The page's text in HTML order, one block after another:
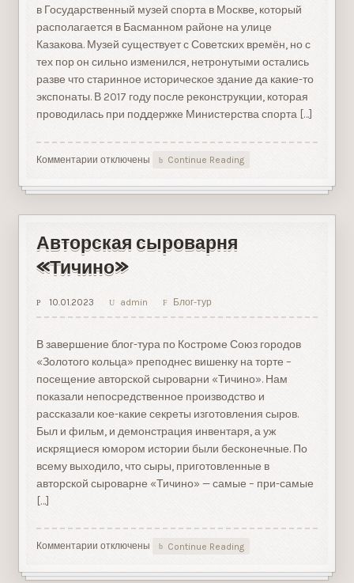
в Государственный музей спорта в Москве, который
располагается в Басманном районе на улице
Казакова. Музей существует с Советских времён, но с
тех пор он сильно изменился, нетронутыми остались
разве что старинное историческое здание да какие-то
экспонаты. В 2017 году после реконструкции, которая
проводилась при поддержке Министерства спорта […]
Комментарии к
Государственный
Москве
отключены Continue Reading
Авторская сыроварня
«Тичино»
10.01.2023 admin Блог-тур
В завершение блог-тура по Костроме Союз городов
«Золотого кольца» преподнес вишенку на торте –
посещение авторской сыроварни «Тичино». Нам
показали непосредственное производство и
рассказали кое-какие секреты изготовления сыров.
Был и фильм, и демонстрация инвентаря, а уж
искрящиеся юмором истории были бесконечные. По
всему выходило, что сыры, приготовленные в
авторской сыроварне «Тичино» — самые – при-самые
[…]
Комментарии к
Авторская
отключены Continue Reading